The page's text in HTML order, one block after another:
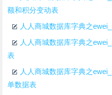
额和积分变动表
人人商城数据库字典之
人人商城数据库字典之
表
人人商城数据库字典之
单数据表